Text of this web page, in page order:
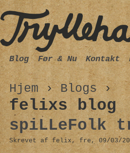
Hjem›Blogs›
felixs blog
spiLLeFolk
Skrevet af felix, fre, 09/03/
Blog Før & Nu Kontakt